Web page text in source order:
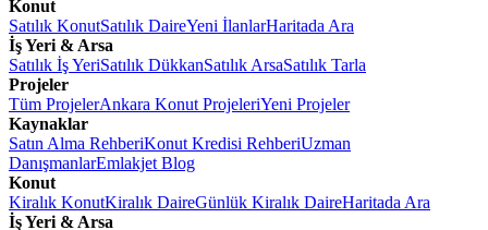
Konut
Satılık KonutSatılık DaireYeni İlanlarHaritada Ara
İş Yeri & Arsa
Satılık İş YeriSatılık DükkanSatılık ArsaSatılık Tarla
Projeler
Tüm ProjelerAnkara Konut ProjeleriYeni Projeler
Kaynaklar
Satın Alma RehberiKonut Kredisi RehberiUzman
DanışmanlarEmlakjet Blog
Konut
Kiralık KonutKiralık DaireGünlük Kiralık DaireHaritada Ara
İş Yeri & Arsa